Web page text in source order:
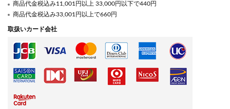
商品代金税込み11,001円以上 33,000円以下で440円
商品代金税込み33,001円以上で660円
取扱いカード会社